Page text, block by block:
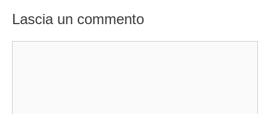
Lascia un commento